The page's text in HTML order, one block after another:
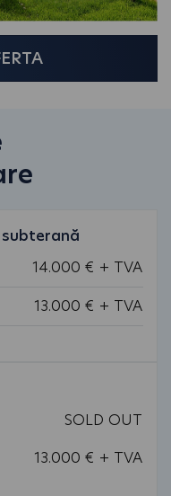
14.000 € + TVA
13.000 € + TVA
SOLD OUT
13.000 € + TVA